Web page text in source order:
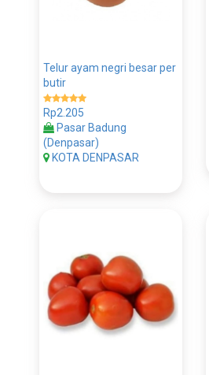
Telur ayam negri besar per
butir
Rp2.205
Pasar Badung
(Denpasar)
KOTA DENPASAR